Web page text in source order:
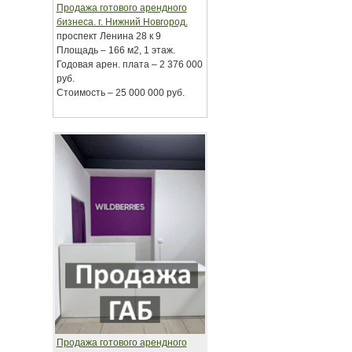
Продажа готового арендного
бизнеса. г. Нижний Новгород.
проспект Ленина 28 к 9
Площадь – 166 м2, 1 этаж.
Годовая арен. плата – 2 376 000
руб.
Стоимость – 25 000 000 руб.
Продажа готового арендного